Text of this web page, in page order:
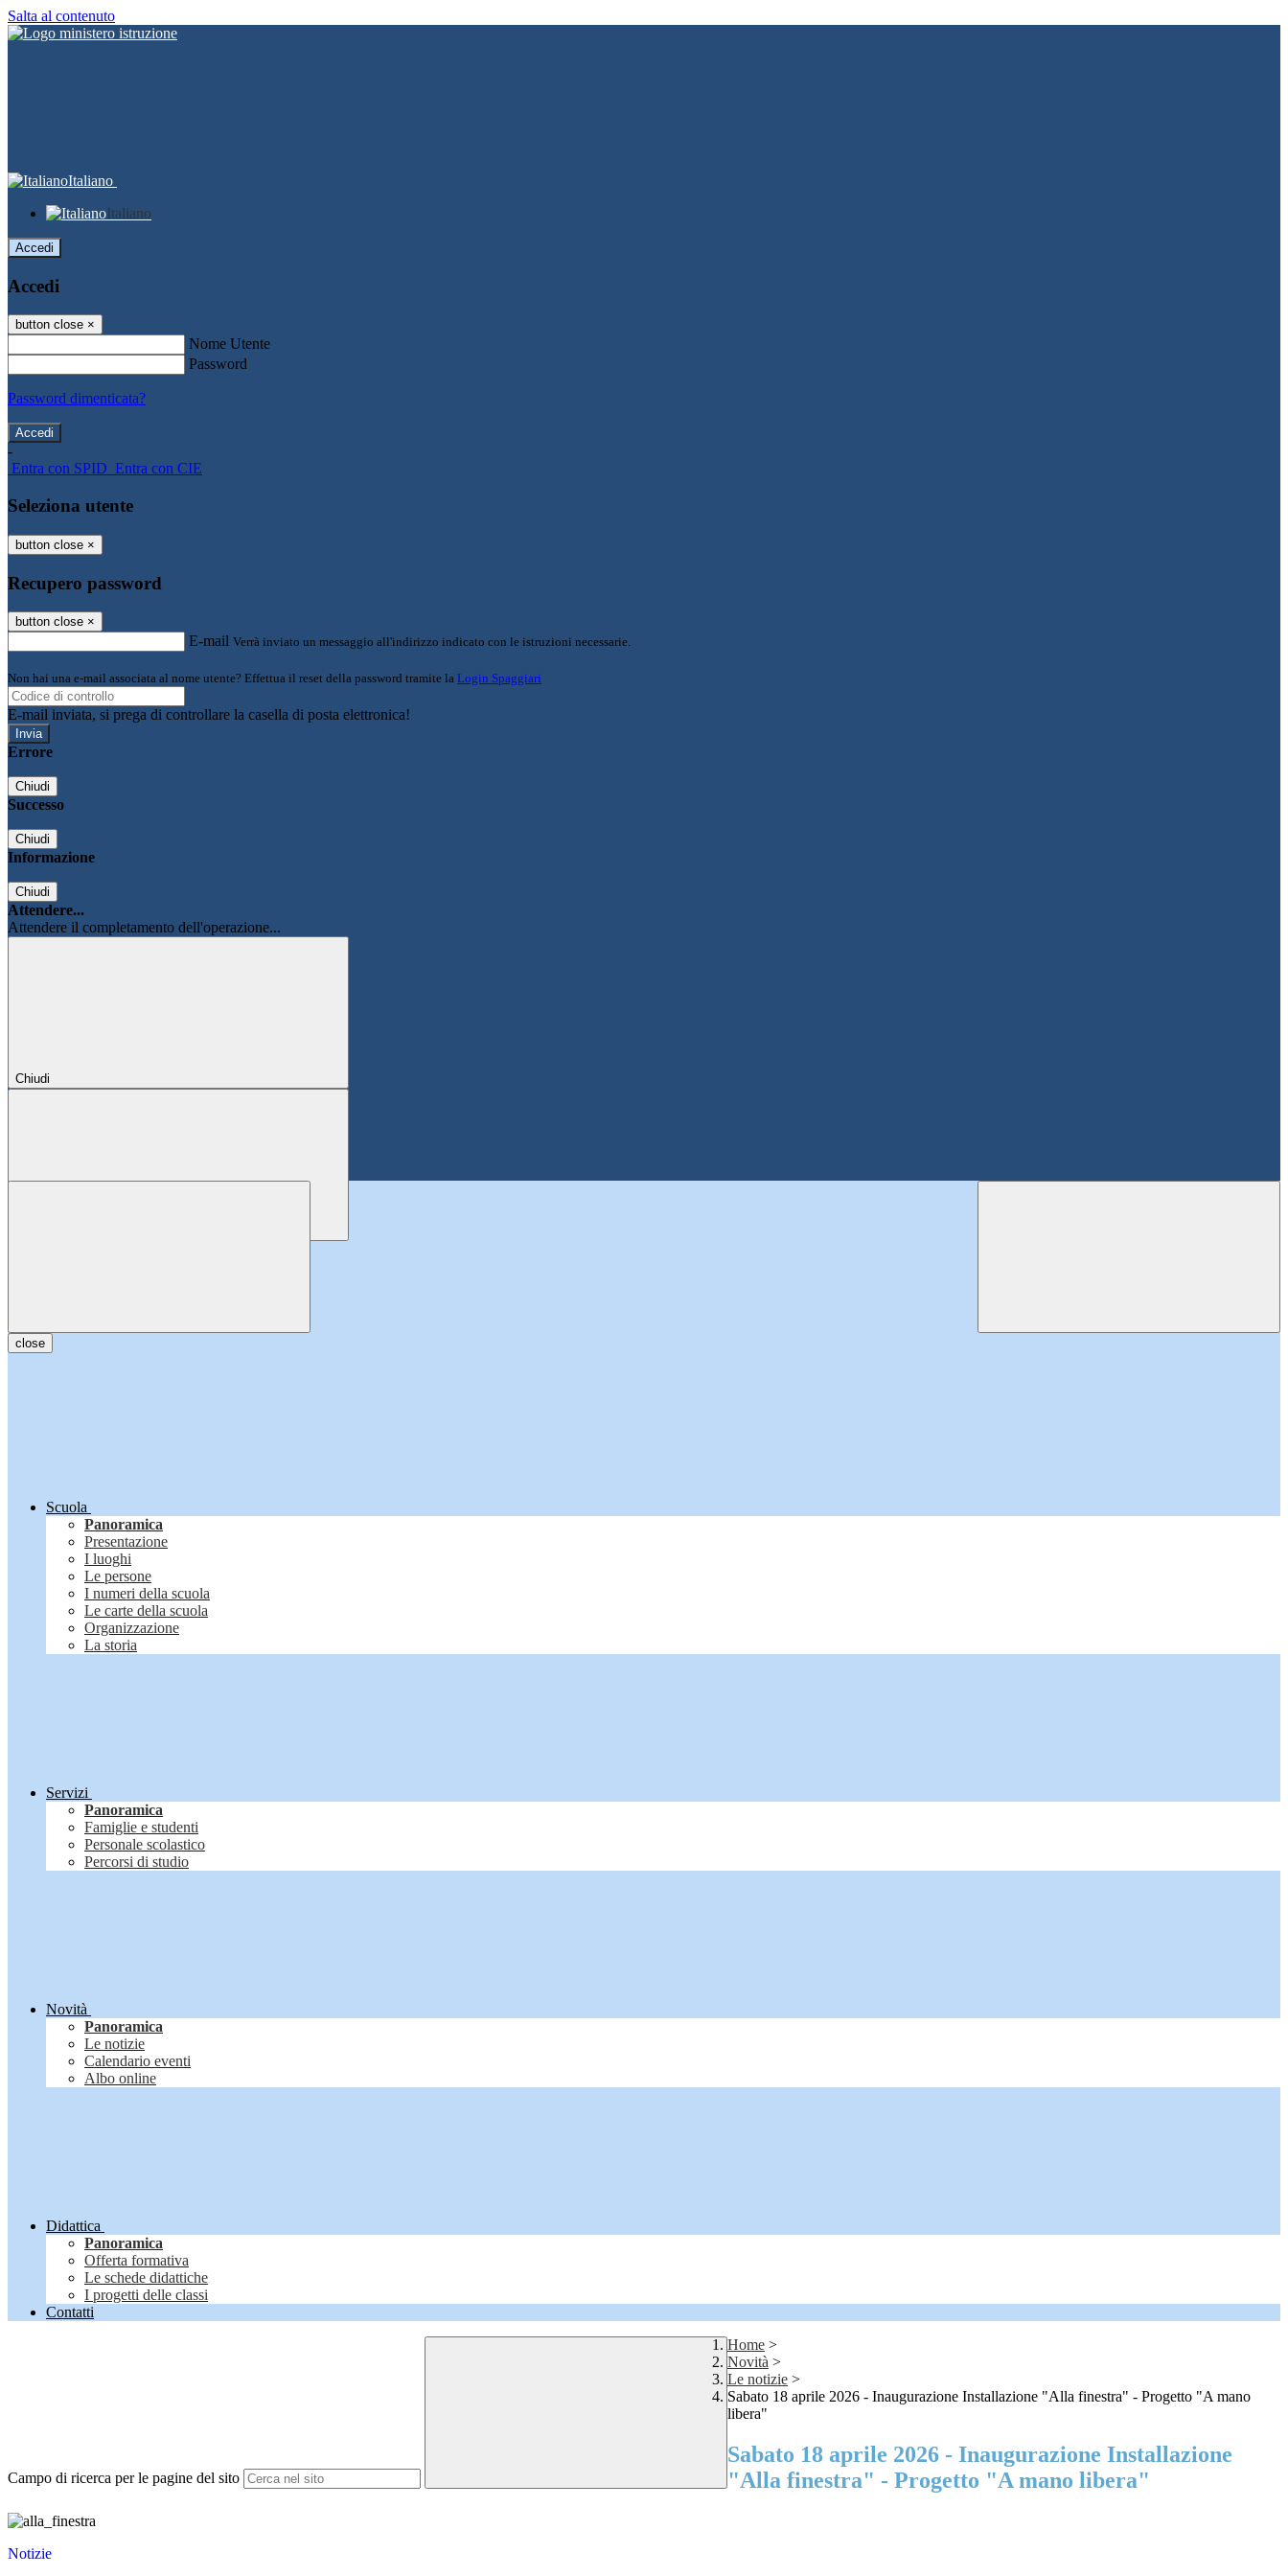
Salta al contenuto
Italiano
Italiano
Accedi
Accedi
button close ×
Nome Utente
Password
Password dimenticata?
-
Entra con SPID Entra con CIE
Seleziona utente
button close ×
Recupero password
button close ×
E-mail Verrà inviato un messaggio all'indirizzo indicato con le istruzioni necessarie.
Non hai una e-mail associata al nome utente? Effettua il reset della password tramite la Login Spaggiari
E-mail inviata, si prega di controllare la casella di posta elettronica!
Errore
Chiudi
Successo
Chiudi
Informazione
Chiudi
Attendere...
Attendere il completamento dell'operazione...
Chiudi
close
Scuola
Panoramica
Presentazione
I luoghi
Le persone
I numeri della scuola
Le carte della scuola
Organizzazione
La storia
Servizi
Panoramica
Famiglie e studenti
Personale scolastico
Percorsi di studio
Novità
Panoramica
Le notizie
Calendario eventi
Albo online
Didattica
Panoramica
Offerta formativa
Le schede didattiche
I progetti delle classi
Contatti
Campo di ricerca per le pagine del sito
Home >
Novità >
Le notizie >
Sabato 18 aprile 2026 - Inaugurazione Installazione "Alla finestra" - Progetto "A mano
libera"
Sabato 18 aprile 2026 - Inaugurazione Installazione
"Alla finestra" - Progetto "A mano libera"
Notizie